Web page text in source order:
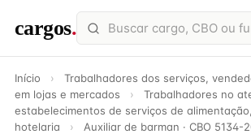
cargos.
Início ›
Trabalhadores dos serviços,
em lojas e mercados
›
Trabalhadores no
estabelecimentos de serviços de
hotelaria
› Auxiliar de barman · CBO 5134-